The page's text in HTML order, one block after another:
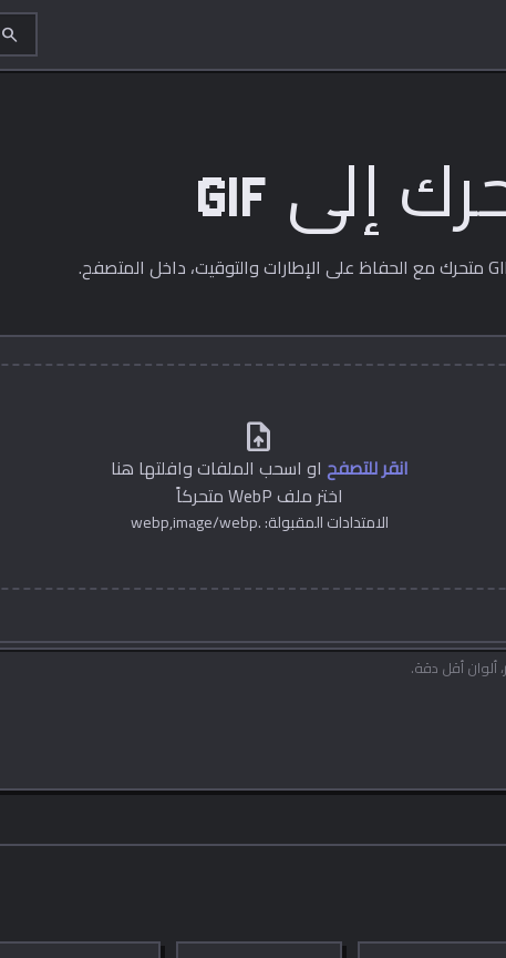
search
upload_file
انقر للتصفح او اسحب الملفات وافلتها هنا
اختر ملف WebP متحركاً
الامتدادات المقبولة: .webp,image/webp